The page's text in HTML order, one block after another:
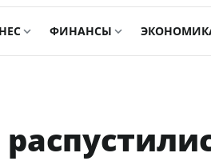
ФИНАНСЫ